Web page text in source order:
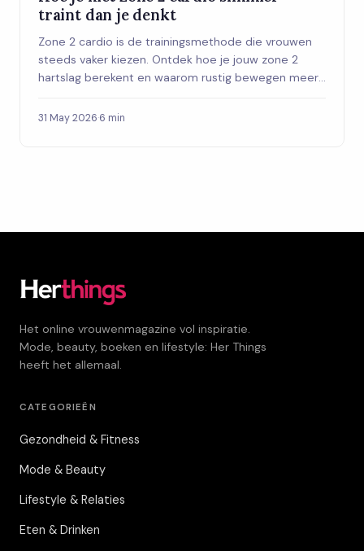
traint dan je denkt
Zone 2 cardio is de trainingsmethode die vrouwen
steeds vaker kiezen. Ontdek hoe je jouw zone 2
hartslag berekent en waarom rustig bewegen meer
31 May 2026·6 min
Het online vrouwenmagazine vol inspiratie.
Mode, beauty, boeken en lifestyle: Her Things
heeft het allemaal.
CATEGORIEËN
Gezondheid & Fitness
Mode & Beauty
Lifestyle & Relaties
Eten & Drinken